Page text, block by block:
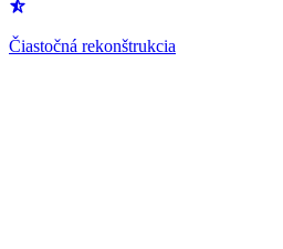
Čiastočná rekonštrukcia